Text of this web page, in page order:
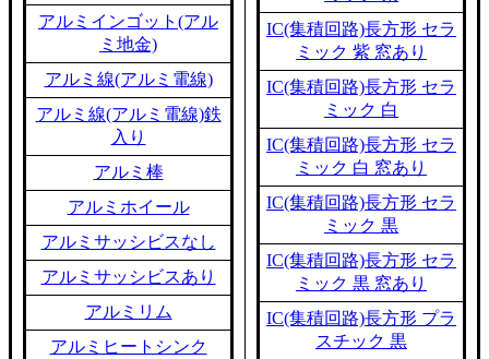
アルミインゴット(アル
ミ地金)
アルミ線(アルミ電線)
アルミ線(アルミ電線)鉄
入り
アルミ棒
アルミホイール
アルミサッシビスなし
アルミサッシビスあり
アルミリム
アルミヒートシンク
IC(集積回路)長方形 セラ
ミック 紫 窓あり
IC(集積回路)長方形 セラ
ミック 白
IC(集積回路)長方形 セラ
ミック 白 窓あり
IC(集積回路)長方形 セラ
ミック 黒
IC(集積回路)長方形 セラ
ミック 黒 窓あり
IC(集積回路)長方形 プラ
スチック 黒